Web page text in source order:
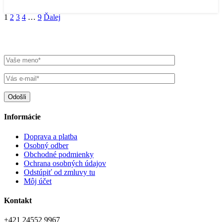
1 2 3 4 … 9 Ďalej
Informácie
Doprava a platba
Osobný odber
Obchodné podmienky
Ochrana osobných údajov
Odstúpiť od zmluvy tu
Môj účet
Kontakt
+421 24552 9967